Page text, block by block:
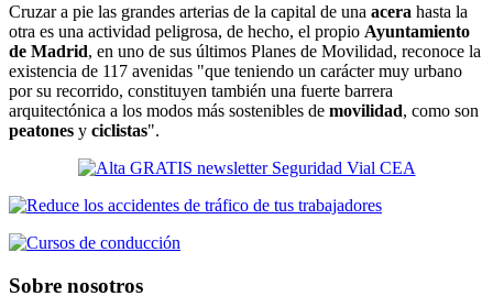
Cruzar a pie las grandes arterias de la capital de una acera hasta la
otra es una actividad peligrosa, de hecho, el propio Ayuntamiento
de Madrid, en uno de sus últimos Planes de Movilidad, reconoce la
existencia de 117 avenidas "que teniendo un carácter muy urbano
por su recorrido, constituyen también una fuerte barrera
arquitectónica a los modos más sostenibles de movilidad, como son
peatones y ciclistas".
Sobre nosotros